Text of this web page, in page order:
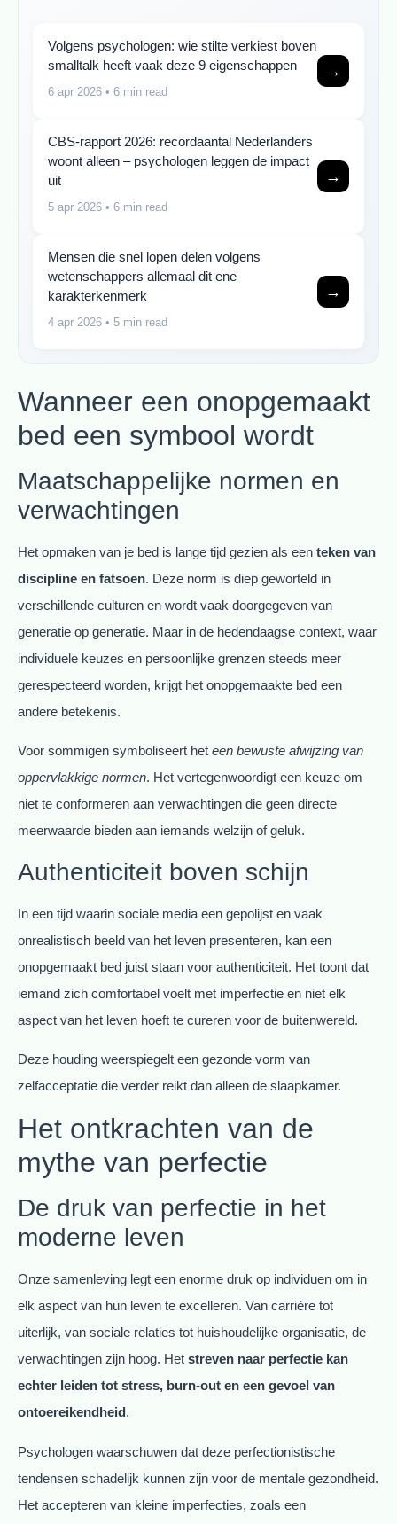
Volgens psychologen: wie stilte verkiest boven
smalltalk heeft vaak deze 9 eigenschappen
6 apr 2026 • 6 min read
→
CBS-rapport 2026: recordaantal Nederlanders
woont alleen – psychologen leggen de impact
uit
5 apr 2026 • 6 min read
→
Mensen die snel lopen delen volgens
wetenschappers allemaal dit ene
karakterkenmerk
4 apr 2026 • 5 min read
→
Wanneer een onopgemaakt
bed een symbool wordt
Maatschappelijke normen en
verwachtingen
Het opmaken van je bed is lange tijd gezien als een teken van
discipline en fatsoen. Deze norm is diep geworteld in
verschillende culturen en wordt vaak doorgegeven van
generatie op generatie. Maar in de hedendaagse context, waar
individuele keuzes en persoonlijke grenzen steeds meer
gerespecteerd worden, krijgt het onopgemaakte bed een
andere betekenis.
Voor sommigen symboliseert het een bewuste afwijzing van
oppervlakkige normen. Het vertegenwoordigt een keuze om
niet te conformeren aan verwachtingen die geen directe
meerwaarde bieden aan iemands welzijn of geluk.
Authenticiteit boven schijn
In een tijd waarin sociale media een gepolijst en vaak
onrealistisch beeld van het leven presenteren, kan een
onopgemaakt bed juist staan voor authenticiteit. Het toont dat
iemand zich comfortabel voelt met imperfectie en niet elk
aspect van het leven hoeft te cureren voor de buitenwereld.
Deze houding weerspiegelt een gezonde vorm van
zelfacceptatie die verder reikt dan alleen de slaapkamer.
Het ontkrachten van de
mythe van perfectie
De druk van perfectie in het
moderne leven
Onze samenleving legt een enorme druk op individuen om in
elk aspect van hun leven te excelleren. Van carrière tot
uiterlijk, van sociale relaties tot huishoudelijke organisatie, de
verwachtingen zijn hoog. Het streven naar perfectie kan
echter leiden tot stress, burn-out en een gevoel van
ontoereikendheid.
Psychologen waarschuwen dat deze perfectionistische
tendensen schadelijk kunnen zijn voor de mentale gezondheid.
Het accepteren van kleine imperfecties, zoals een